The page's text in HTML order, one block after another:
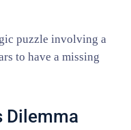
puzzle involving a
to have a missing
Dilemma